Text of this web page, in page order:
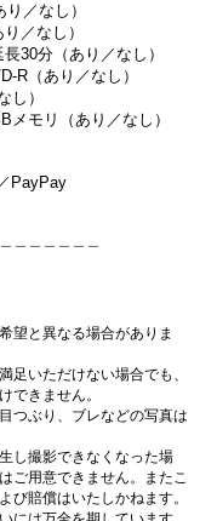
／なし）
／なし）
30分（あり／なし）
R（あり／なし）
し）
メモリ（あり／なし）
PayPay
望と異なる場合がありま
足いただけない場合でも、
できません。
つぶり、ブレなどの写真は
し撮影できなくなった場
ご用意できません。またこ
び賠償はいたしかねます。